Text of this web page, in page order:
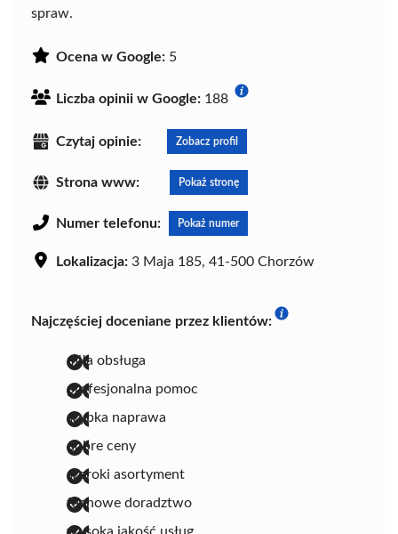
spraw.
Ocena w Google: 5
Liczba opinii w Google: 188
Czytaj opinie: Zobacz profil
Strona www: Pokaż stronę
Numer telefonu: Pokaż numer
Lokalizacja: 3 Maja 185, 41-500 Chorzów
Najczęściej doceniane przez klientów:
miła obsługa
profesjonalna pomoc
szybka naprawa
dobre ceny
szeroki asortyment
fachowe doradztwo
wysoka jakość usług